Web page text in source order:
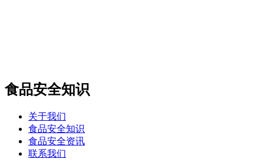
食品安全知识
关于我们
食品安全知识
食品安全资讯
联系我们